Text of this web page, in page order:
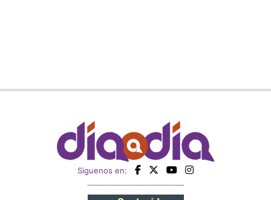
Siguenos en: